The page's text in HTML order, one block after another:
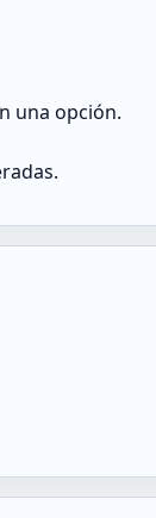
una opción.